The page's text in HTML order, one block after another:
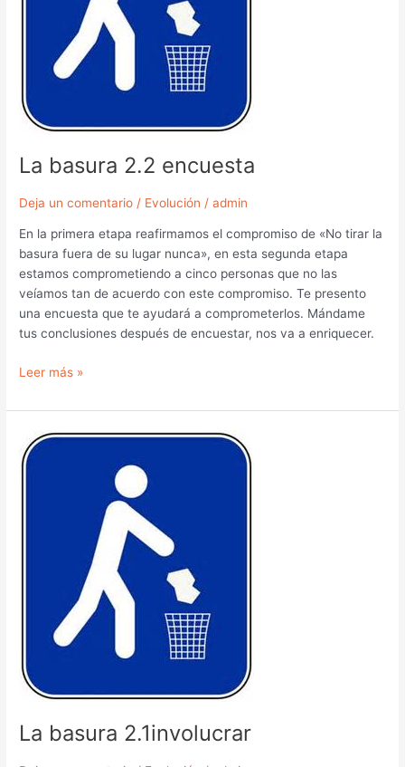
La basura 2.2 encuesta
Deja un comentario / Evolución /admin
En la primera etapa reafirmamos el compromiso de «No tirar la
basura fuera de su lugar nunca», en esta segunda etapa
estamos comprometiendo a cinco personas que no las
veíamos tan de acuerdo con este compromiso. Te presento
una encuesta que te ayudará a comprometerlos. Mándame
tus conclusiones después de encuestar, nos va a enriquecer.
Leer más »
La basura 2.1involucrar
La
basura